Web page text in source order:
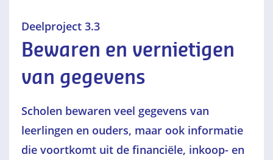
Bewaren
en
vernietigen
van
gegevens
Deelproject 3.3
Bewaren en vernietigen
van gegevens
Scholen bewaren veel gegevens van
leerlingen en ouders, maar ook informatie
die voortkomt uit de financiële, inkoop- en